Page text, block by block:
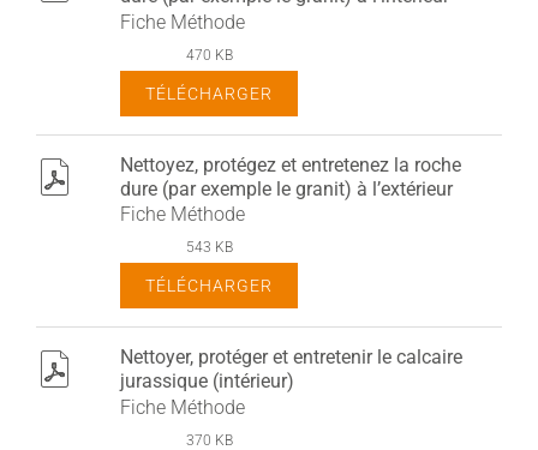
Fiche Méthode
470 KB
TÉLÉCHARGER
pdfNettoyez, protégez et entretenez la roche
dure (par exemple le granit) à l’extérieur
Fiche Méthode
543 KB
TÉLÉCHARGER
pdfNettoyer, protéger et entretenir le calcaire
jurassique (intérieur)
Fiche Méthode
370 KB